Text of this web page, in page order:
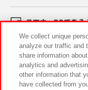
スマホ・PCであそ
イベント・キャンペ
We collect unique
analyze our traffic and
share information
analytics and
other information that
have collected from